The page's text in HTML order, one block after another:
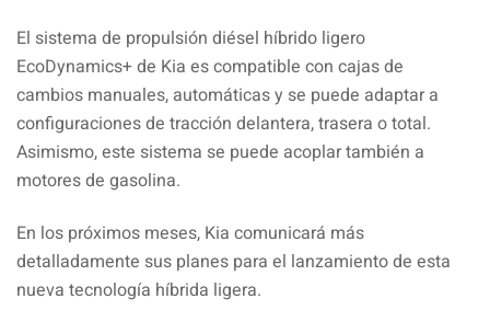
El sistema de propulsión diésel híbrido ligero
EcoDynamics+ de Kia es compatible con cajas de
cambios manuales, automáticas y se puede adaptar a
configuraciones de tracción delantera, trasera o total.
Asimismo, este sistema se puede acoplar también a
motores de gasolina.
En los próximos meses, Kia comunicará más
detalladamente sus planes para el lanzamiento de esta
nueva tecnología híbrida ligera.